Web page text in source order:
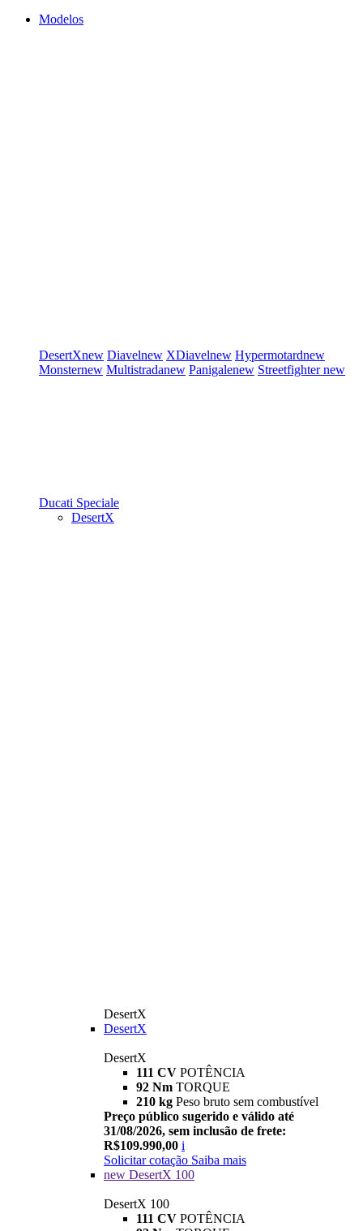
Modelos
DesertXnew Diavelnew XDiavelnew Hypermotardnew
Monsternew Multistradanew Panigalenew Streetfighternew
Ducati Speciale
DesertX
DesertX
DesertX
DesertX
111 CV POTÊNCIA
92 Nm TORQUE
210 kg Peso bruto sem combustível
Preço público sugerido e válido até
31/08/2026, sem inclusão de frete:
R$109.990,00 i
Solicitar cotação Saiba mais
new DesertX 100
DesertX 100
111 CV POTÊNCIA